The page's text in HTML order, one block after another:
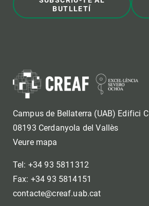
BUTLLETÍ
Campus de Bellaterra (UAB) Edifici C
08193 Cerdanyola del Vallès
Veure mapa
Tel: +34 93 5811312
Fax: +34 93 5814151
contacte@creaf.uab.cat